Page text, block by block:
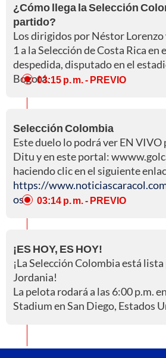
¿Cómo llega la Selección
partido?
Los dirigidos por Néstor Lorenzo
1 a la Selección de Costa Rica en
despedida, disputado en el
Bogotá.03:15 p. m.- PREVIO
Selección Colombia
Este duelo lo podrá ver EN VIVO
Ditu y en este portal:
haciendo clic en el siguiente
https://
os
03:14 p. m.- PREVIO
¡ES HOY, ES HOY!
¡La Selección Colombia está
Jordania!
La pelota rodará a las 6:00 p.m.
Stadium en San Diego, Estados